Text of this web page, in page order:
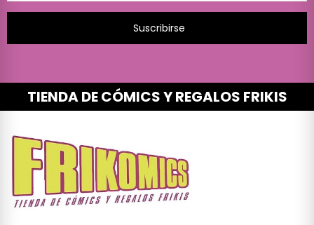
Suscribirse
TIENDA DE CÓMICS Y REGALOS FRIKIS